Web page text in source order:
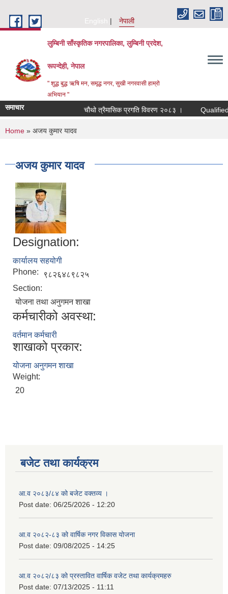
English
नेपाली
लुम्बिनी साँस्कृतिक नगरपालिका, लुम्बिनी प्रदेश,
रूपन्देही, नेपाल
" शुद्ध बुद्ध ऋषि मन, समृद्ध नगर, सुखी नगरवासी हाम्रो
अभियान "
समाचार चौथो त्रैमासिक प्रगति विवरण २०८३ । Qualified
You are here
Home » अजय कुमार यादव
अजय कुमार यादव
Designation:
कार्यालय सहयोगी
Phone:
९८२६४८९८२५
Section:
योजना तथा अनुगमन शाखा
कर्मचारीको अवस्था:
वर्तमान कर्मचारी
शाखाको प्रकार:
योजना अनुगमन शाखा
Weight:
20
बजेट तथा कार्यक्रम
आ.व २०८३/८४ को बजेट वक्तव्य ।
Post date: 06/25/2026 - 12:20
आ.व २०८२-८३ को वार्षिक नगर विकास योजना
Post date: 09/08/2025 - 14:25
आ.व २०८२/८३ को प्रस्तावित वार्षिक वजेट तथा कार्यक्रमहरु
Post date: 07/13/2025 - 11:11